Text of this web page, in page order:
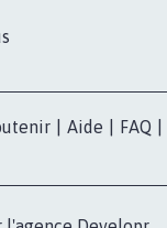
Aide FAQ